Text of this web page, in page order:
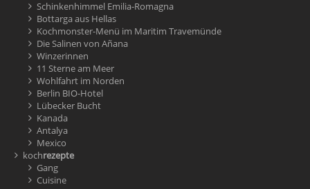
Schinkenhimmel Emilia-Romagna
Bottarga aus Hellas
Kochmonster-Menü im Maritim Travemünde
Die Salinen von Añana
Winzerinnen
11 Sterne am Meer
Wohlfahrt im Norden
Berlin BIO-Hotel
Lübecker Bucht
Kanada
Antalya
Mexico
kochrezepte
Gang
Cuisine